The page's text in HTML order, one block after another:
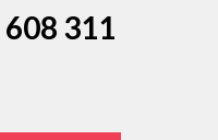
608 311